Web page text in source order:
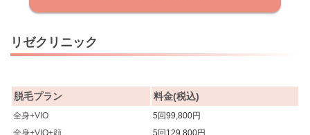
リゼクリニック
脱毛プラン 料金(税込)
全身+VIO
5回99,800円
全身+VIO+顔
5回129,800円